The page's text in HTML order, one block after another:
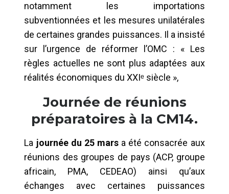
notamment les importations
subventionnées et les mesures unilatérales
de certaines grandes puissances. Il a insisté
sur l’urgence de réformer l’OMC : « Les
règles actuelles ne sont plus adaptées aux
réalités économiques du XXIᵉ siècle »,
Journée de réunions
préparatoires à la CM14.
La journée du 25 mars a été consacrée aux
réunions des groupes de pays (ACP, groupe
africain, PMA, CEDEAO) ainsi qu’aux
échanges avec certaines puissances